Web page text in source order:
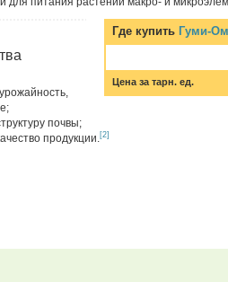
Где купить Гуми-
Цена за тарн. ед.
почвы;
продукции.[2]